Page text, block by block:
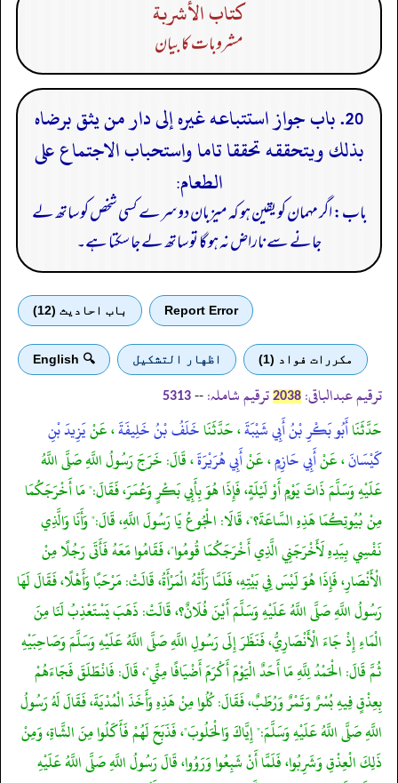
كتاب الأشربة
مشروبات کا بیان
20. باب جواز استتباعه غيره إلى دار من يثق برضاه
بذلك ويتحققه تحققا تاما واستحباب الاجتماع على
الطعام:
باب: اگر مہمان کو یقین ہو کہ میزبان دوسرے کسی شخص کو ساتھ لے
جانے سے ناراض نہ ہو گا تو ساتھ لے جا سکتا ہے۔
Report Error باب احادیث (12)
مكررات فواد (1) اظهار التشكيل 🔍 English
ترقیم عبدالباقی: 2038 ترقیم شاملہ: --
5313
حَدَّثَنَاأَبُو بَكْرِ بْنُ أَبِي شَيْبَةَ، حَدَّثَنَاخَلَفُ بْنُ خَلِيفَةَ، عَنْيَزِيدَ بْنِ
كَيْسَانَ، عَنْأَبِي حَازِمٍ، عَنْأَبِي هُرَيْرَةَ، قَالَ: خَرَجَ رَسُولُ اللَّهِ صَلَّى اللَّهُ
عَلَيْهِ وَسَلَّمَ ذَاتَ يَوْمٍ أَوْ لَيْلَةٍ، فَإِذَا هُوَ بِأَبِي بَكْرٍ وَعُمَرَ، فَقَالَ:" مَا أَخْرَجَكُمَا
مِنْ بُيُوتِكُمَا هَذِهِ السَّاعَةَ؟"، قَالَا: الْجُوعُ يَا رَسُولَ اللَّهِ، قَالَ:" وَأَنَا وَالَّذِي
نَفْسِي بِيَدِهِ لَأَخْرَجَنِي الَّذِي أَخْرَجَكُمَا قُومُوا"، فَقَامُوا مَعَهُ فَأَتَى رَجُلًا مِنْ
الْأَنْصَارِ، فَإِذَا هُوَ لَيْسَ فِي بَيْتِهِ، فَلَمَّا رَأَتْهُ الْمَرْأَةُ، قَالَتْ: مَرْحَبًا وَأَهْلًا، فَقَالَ لَهَا
رَسُولُ اللَّهِ صَلَّى اللَّهُ عَلَيْهِ وَسَلَّمَ أَيْنَ فُلَانٌ؟، قَالَتْ: ذَهَبَ يَسْتَعْذِبُ لَنَا مِنَ
الْمَاءِ إِذْ جَاءَ الْأَنْصَارِيُّ، فَنَظَرَ إِلَى رَسُولِ اللَّهِ صَلَّى اللَّهُ عَلَيْهِ وَسَلَّمَ وَصَاحِبَيْهِ
ثُمَّ قَالَ: الْحَمْدُ لِلَّهِ مَا أَحَدٌ الْيَوْمَ أَكْرَمَ أَضْيَافًا مِنِّي"، قَالَ: فَانْطَلَقَ فَجَاءَهُمْ
بِعِذْقٍ فِيهِ بُسْرٌ وَتَمْرٌ وَرُطَبٌ، فَقَالَ: كُلُوا مِنْ هَذِهِ وَأَخَذَ الْمُدْيَةَ، فَقَالَ لَهُ رَسُولُ
اللَّهِ صَلَّى اللَّهُ عَلَيْهِ وَسَلَّمَ:" إِيَّاكَ وَالْحَلُوبَ"، فَذَبَحَ لَهُمْ فَأَكَلُوا مِنَ الشَّاةِ، وَمِنْ
ذَلِكَ الْعِذْقِ وَشَرِبُوا، فَلَمَّا أَنْ شَبِعُوا وَرَوُوا، قَالَ رَسُولُ اللَّهِ صَلَّى اللَّهُ عَلَيْهِ